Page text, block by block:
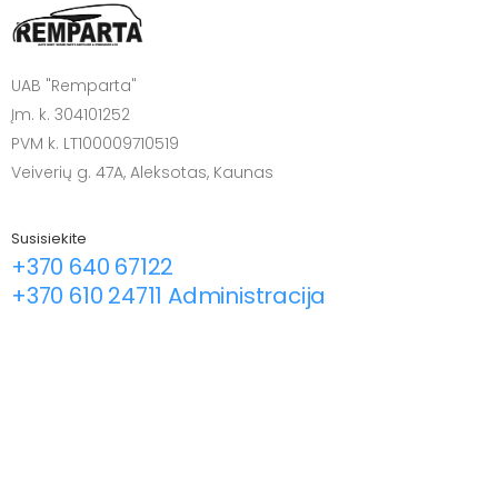
UAB "Remparta"
Įm. k. 304101252
PVM k. LT100009710519
Veiverių g. 47A, Aleksotas, Kaunas
Susisiekite
+370 640 67122
+370 610 24711 Administracija